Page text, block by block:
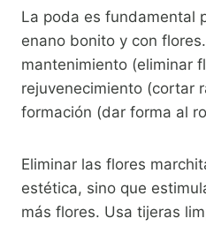
La poda es fundamental
enano bonito y con
mantenimiento (eliminar
rejuvenecimiento (cortar
formación (dar forma al
Eliminar las flores
estética, sino que
más flores. Usa tijeras